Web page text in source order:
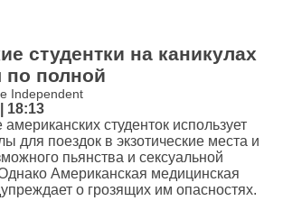
студентки на каникулах
по полной
Independent
18:13
студенток использует
для поездок в экзотические места и
пьянства и сексуальной
Американская медицинская
о грозящих им опасностях.